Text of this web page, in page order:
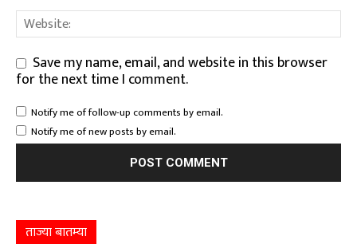
Save my name, email, and website in this browser
for the next time I comment.
Notify me of follow-up comments by email.
Notify me of new posts by email.
ताज्या बातम्या